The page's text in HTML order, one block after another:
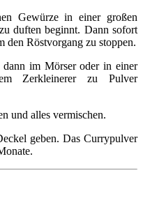
Gewürze in einer großen
duften beginnt. Dann sofort
den Röstvorgang zu stoppen.
im Mörser oder in einer
Zerkleinerer zu Pulver
und alles vermischen.
geben. Das Currypulver